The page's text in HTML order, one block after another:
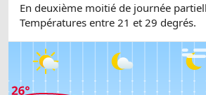
En deuxième moitié de journée
Températures entre 21 et 29 degrés.